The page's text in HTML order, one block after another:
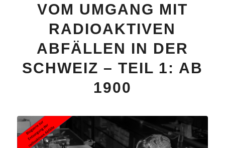
VOM UMGANG MIT
RADIOAKTIVEN
ABFÄLLEN IN DER
SCHWEIZ – TEIL 1: AB
1900